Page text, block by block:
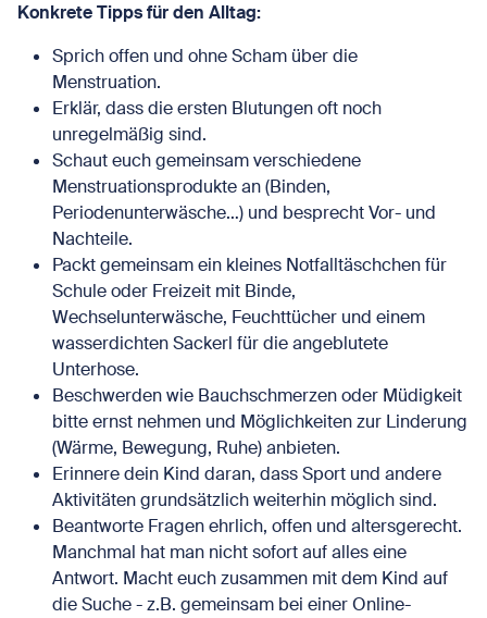
Konkrete Tipps für den Alltag:
Sprich offen und ohne Scham über die
Menstruation.
Erklär, dass die ersten Blutungen oft noch
unregelmäßig sind.
Schaut euch gemeinsam verschiedene
Menstruationsprodukte an (Binden,
Periodenunterwäsche…) und besprecht Vor- und
Nachteile.
Packt gemeinsam ein kleines Notfalltäschchen für
Schule oder Freizeit mit Binde,
Wechselunterwäsche, Feuchttücher und einem
wasserdichten Sackerl für die angeblutete
Unterhose.
Beschwerden wie Bauchschmerzen oder Müdigkeit
bitte ernst nehmen und Möglichkeiten zur Linderung
(Wärme, Bewegung, Ruhe) anbieten.
Erinnere dein Kind daran, dass Sport und andere
Aktivitäten grundsätzlich weiterhin möglich sind.
Beantworte Fragen ehrlich, offen und altersgerecht.
Manchmal hat man nicht sofort auf alles eine
Antwort. Macht euch zusammen mit dem Kind auf
die Suche - z.B. gemeinsam bei einer Online-